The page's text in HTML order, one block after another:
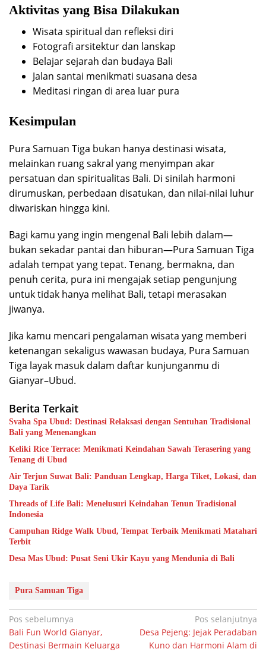
Aktivitas yang Bisa Dilakukan
Wisata spiritual dan refleksi diri
Fotografi arsitektur dan lanskap
Belajar sejarah dan budaya Bali
Jalan santai menikmati suasana desa
Meditasi ringan di area luar pura
Kesimpulan
Pura Samuan Tiga bukan hanya destinasi wisata,
melainkan ruang sakral yang menyimpan akar
persatuan dan spiritualitas Bali. Di sinilah harmoni
dirumuskan, perbedaan disatukan, dan nilai-nilai luhur
diwariskan hingga kini.
Bagi kamu yang ingin mengenal Bali lebih dalam—
bukan sekadar pantai dan hiburan—Pura Samuan Tiga
adalah tempat yang tepat. Tenang, bermakna, dan
penuh cerita, pura ini mengajak setiap pengunjung
untuk tidak hanya melihat Bali, tetapi merasakan
jiwanya.
Jika kamu mencari pengalaman wisata yang memberi
ketenangan sekaligus wawasan budaya, Pura Samuan
Tiga layak masuk dalam daftar kunjunganmu di
Gianyar–Ubud.
Berita Terkait
Svaha Spa Ubud: Destinasi Relaksasi dengan Sentuhan Tradisional
Bali yang Menenangkan
Keliki Rice Terrace: Menikmati Keindahan Sawah Terasering yang
Tenang di Ubud
Air Terjun Suwat Bali: Panduan Lengkap, Harga Tiket, Lokasi, dan
Daya Tarik
Threads of Life Bali: Menelusuri Keindahan Tenun Tradisional
Indonesia
Campuhan Ridge Walk Ubud, Tempat Terbaik Menikmati Matahari
Terbit
Desa Mas Ubud: Pusat Seni Ukir Kayu yang Mendunia di Bali
Pura Samuan Tiga
Navigasi
pos
Pos sebelumnya
Bali Fun World Gianyar,
Destinasi Bermain Keluarga
Pos selanjutnya
Desa Pejeng: Jejak Peradaban
Kuno dan Harmoni Alam di